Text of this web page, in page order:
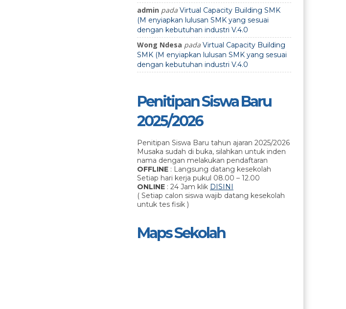
admin pada Virtual Capacity Building SMK
(M enyiapkan lulusan SMK yang sesuai
dengan kebutuhan industri V.4.0
Wong Ndesa pada Virtual Capacity Building
SMK (M enyiapkan lulusan SMK yang sesuai
dengan kebutuhan industri V.4.0
Penitipan Siswa Baru
2025/2026
Penitipan Siswa Baru tahun ajaran 2025/2026
Musaka sudah di buka, silahkan untuk inden
nama dengan melakukan pendaftaran
OFFLINE : Langsung datang kesekolah
Setiap hari kerja pukul 08.00 – 12.00
ONLINE : 24 Jam klik DISINI
( Setiap calon siswa wajib datang kesekolah
untuk tes fisik )
Maps Sekolah